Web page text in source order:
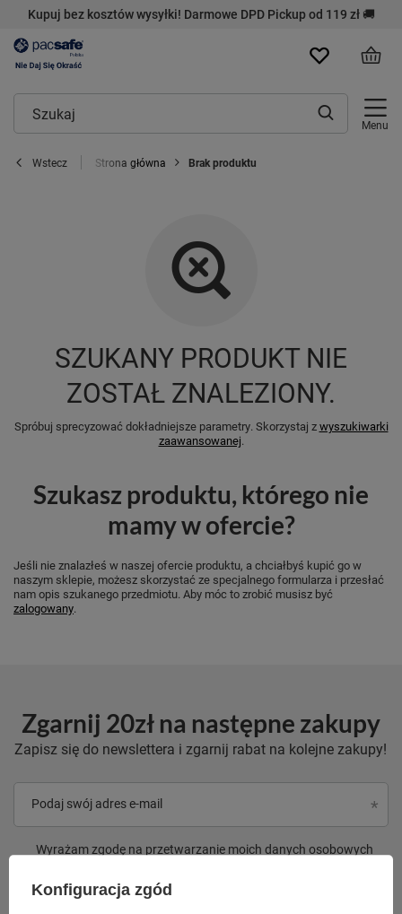
Kupuj bez kosztów wysyłki! Darmowe DPD Pickup od 119 zł 🚚
Menu
Wstecz Strona główna Brak produktu
SZUKANY PRODUKT NIE
ZOSTAŁ ZNALEZIONY.
Spróbuj sprecyzować dokładniejsze parametry. Skorzystaj zwyszukiwarki
zaawansowanej.
Szukasz produktu, którego nie
mamy w ofercie?
Jeśli nie znalazłeś w naszej ofercie produktu, a chciałbyś kupić go w
naszym sklepie, możesz skorzystać ze specjalnego formularza i przesłać
nam opis szukanego przedmiotu. Aby móc to zrobić musisz być
zalogowany.
Zgarnij 20zł na następne zakupy
Zapisz się do newslettera i zgarnij rabat na kolejne zakupy!
Podaj swój adres e-mail
Wyrażam zgodę na przetwarzanie moich danych osobowych
handlową (marketing). Więcej w
Konfiguracja zgód